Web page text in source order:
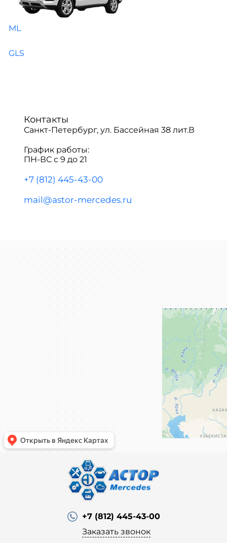
ML
GLS
Контакты
Санкт-Петербург, ул. Бассейная 38 лит.В
График работы:
ПН-ВС с 9 до 21
+7 (812) 445-43-00
mail@astor-mercedes.ru
+7 (812) 445-43-00
Заказать звонок